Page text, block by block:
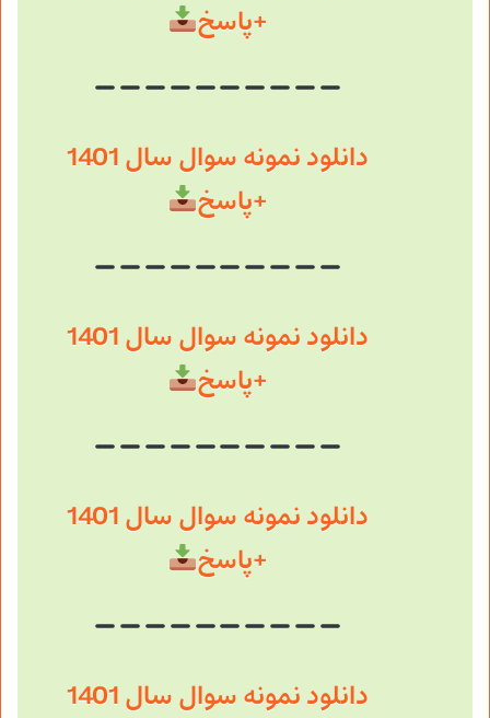
+پاسخ
دانلود نمونه سوال سال 1401
+پاسخ
دانلود نمونه سوال سال 1401
+پاسخ
دانلود نمونه سوال سال 1401
+پاسخ
دانلود نمونه سوال سال 1401